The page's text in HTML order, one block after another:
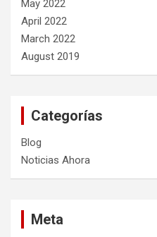
May 2022
April 2022
March 2022
August 2019
Categorías
Blog
Noticias Ahora
Meta